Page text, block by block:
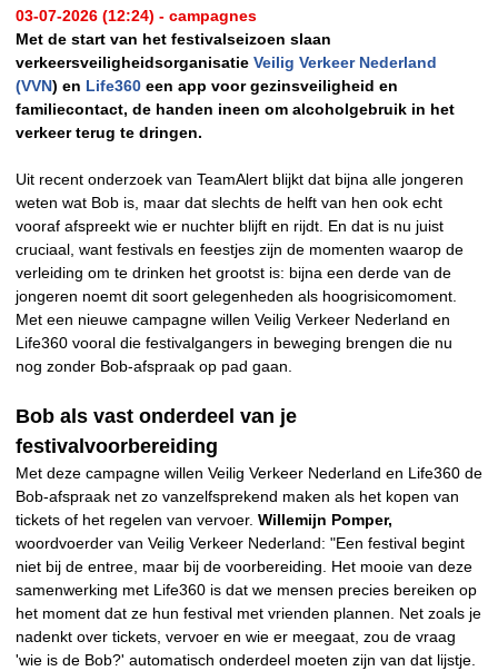
03-07-2026 (12:24) - campagnes
Met de start van het festivalseizoen slaan
verkeersveiligheidsorganisatie Veilig Verkeer Nederland
(VVN) en Life360 een app voor gezinsveiligheid en
familiecontact, de handen ineen om alcoholgebruik in het
verkeer terug te dringen.
Uit recent onderzoek van TeamAlert blijkt dat bijna alle jongeren
weten wat Bob is, maar dat slechts de helft van hen ook echt
vooraf afspreekt wie er nuchter blijft en rijdt. En dat is nu juist
cruciaal, want festivals en feestjes zijn de momenten waarop de
verleiding om te drinken het grootst is: bijna een derde van de
jongeren noemt dit soort gelegenheden als hoogrisicomoment.
Met een nieuwe campagne willen Veilig Verkeer Nederland en
Life360 vooral die festivalgangers in beweging brengen die nu
nog zonder Bob-afspraak op pad gaan.
Bob als vast onderdeel van je
festivalvoorbereiding
Met deze campagne willen Veilig Verkeer Nederland en Life360 de
Bob-afspraak net zo vanzelfsprekend maken als het kopen van
tickets of het regelen van vervoer. Willemijn Pomper,
woordvoerder van Veilig Verkeer Nederland: "Een festival begint
niet bij de entree, maar bij de voorbereiding. Het mooie van deze
samenwerking met Life360 is dat we mensen precies bereiken op
het moment dat ze hun festival met vrienden plannen. Net zoals je
nadenkt over tickets, vervoer en wie er meegaat, zou de vraag
'wie is de Bob?' automatisch onderdeel moeten zijn van dat lijstje.